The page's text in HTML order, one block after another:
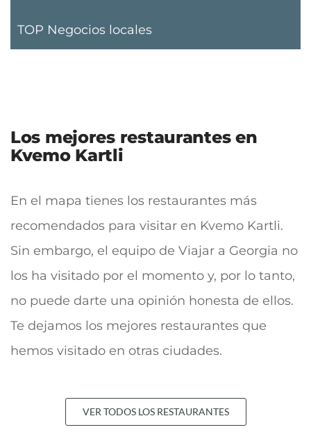
TOP Negocios locales
Los mejores restaurantes en
Kvemo Kartli
En el mapa tienes los restaurantes más
recomendados para visitar en Kvemo Kartli.
Sin embargo, el equipo de Viajar a Georgia no
los ha visitado por el momento y, por lo tanto,
no puede darte una opinión honesta de ellos.
Te dejamos los mejores restaurantes que
hemos visitado en otras ciudades.
VER TODOS LOS RESTAURANTES